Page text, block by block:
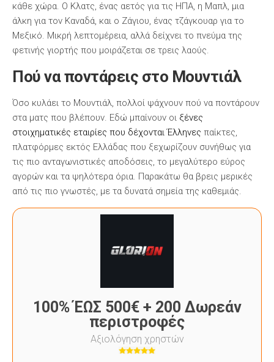
κάθε χώρα. Ο Κλατς, ένας αετός για τις ΗΠΑ, η Μαπλ, μια
άλκη για τον Καναδά, και ο Ζάγιου, ένας τζάγκουαρ για το
Μεξικό. Μικρή λεπτομέρεια, αλλά δείχνει το πνεύμα της
φετινής γιορτής που μοιράζεται σε τρεις λαούς.
Πού να ποντάρεις στο Μουντιάλ
Όσο κυλάει το Μουντιάλ, πολλοί ψάχνουν πού να ποντάρουν
στα ματς που βλέπουν. Εδώ μπαίνουν οι ξένες
στοιχηματικές εταιρίες που δέχονται Έλληνες παίκτες,
πλατφόρμες εκτός Ελλάδας που ξεχωρίζουν συνήθως για
τις πιο ανταγωνιστικές αποδόσεις, το μεγαλύτερο εύρος
αγορών και τα ψηλότερα όρια. Παρακάτω θα βρεις μερικές
από τις πιο γνωστές, με τα δυνατά σημεία της καθεμιάς.
100% ΈΩΣ 500€ + 200 Δωρεάν
περιστροφές
Αξιολόγηση χρηστών